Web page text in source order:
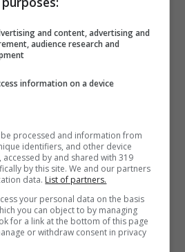
22 novembre ha preso una
Samira Lui, elegante e
a ogni battuta. La scena si
parlava di robotica e
una voce metallica,
se fosse un androide
Samira mi sembra troppo
and content, advertising and
audience research and
information on a device
processed and information from
identifiers, and other device
by and shared with 319
by this site. We and our partners
data. List of partners.
your personal data on the basis
you can object to by managing
for a link at the bottom of this page
or withdraw consent in privacy